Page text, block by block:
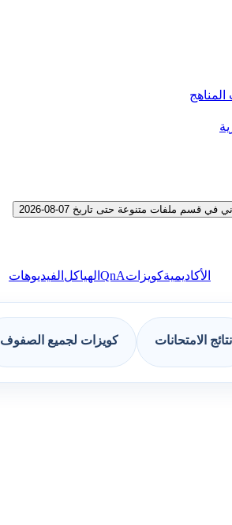
ملفات متنوعة حتى تاريخ 07-08-2026
الأكاديميةكويزاتQnA الهياكل الفيديوهات
نتائج الامتحانات كويزات لجميع الصفوف